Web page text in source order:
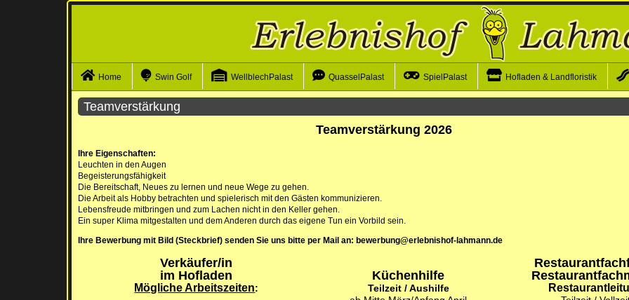
Navigation überspringen
Home
Swin Golf WellblechPalast QuasselPalast SpielPalast Hofladen & Landfloristik
Teamverstärkung
Teamverstärkung 2026
Ihre Eigenschaften:
Leuchten in den Augen
Begeisterungsfähigkeit
Die Bereitschaft, Neues zu lernen und neue Wege zu gehen.
Die Arbeit als Hobby betrachten und spielerisch mit den Gästen kommunizieren.
Lebensfreude mitbringen und zum Lachen nicht in den Keller gehen.
Ein super Klima mitgestalten und dem Anderen durch das eigene Tun ein Vorbild sein.
Ihre Bewerbung mit Bild (Steckbrief) senden Sie uns bitte per Mail an: bewerbung@erlebnishof-lahmann.de
Verkäufer/in
im Hofladen
Mögliche Arbeitszeiten:
Küchenhilfe
Teilzeit / Aushilfe